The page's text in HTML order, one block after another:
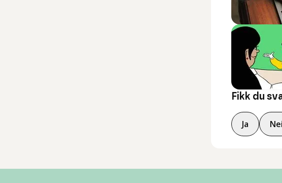
Fikk du
Ja Nei